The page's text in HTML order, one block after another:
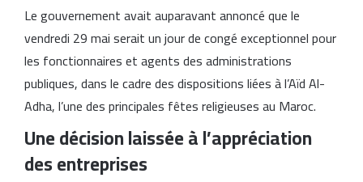
Le gouvernement avait auparavant annoncé que le
vendredi 29 mai serait un jour de congé exceptionnel pour
les fonctionnaires et agents des administrations
publiques, dans le cadre des dispositions liées à l’Aïd Al-
Adha, l’une des principales fêtes religieuses au Maroc.
Une décision laissée à l’appréciation
des entreprises